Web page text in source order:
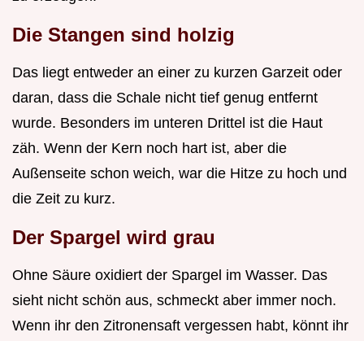
Die Stangen sind holzig
Das liegt entweder an einer zu kurzen Garzeit oder
daran, dass die Schale nicht tief genug entfernt
wurde. Besonders im unteren Drittel ist die Haut
zäh. Wenn der Kern noch hart ist, aber die
Außenseite schon weich, war die Hitze zu hoch und
die Zeit zu kurz.
Der Spargel wird grau
Ohne Säure oxidiert der Spargel im Wasser. Das
sieht nicht schön aus, schmeckt aber immer noch.
Wenn ihr den Zitronensaft vergessen habt, könnt ihr